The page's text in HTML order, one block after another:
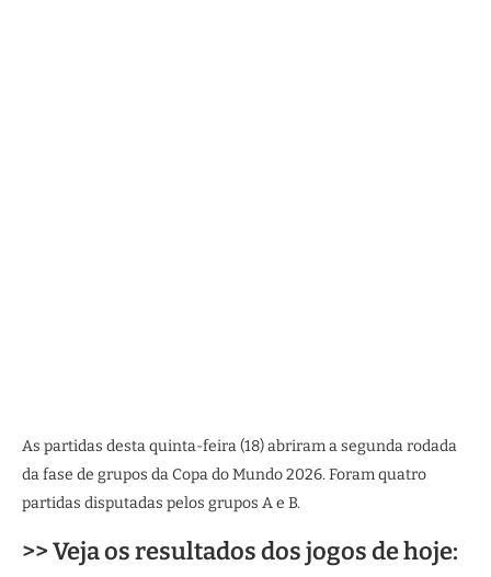
As partidas desta quinta-feira (18) abriram a segunda rodada
da fase de grupos da Copa do Mundo 2026. Foram quatro
partidas disputadas pelos grupos A e B.
>> Veja os resultados dos jogos de hoje: